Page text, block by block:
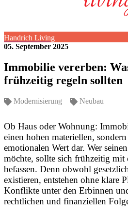
Handrich Living
05. September 2025
Immobilie vererben:
frühzeitig regeln sollten
Modernisierung Neubau
Ob Haus oder Wohnung:
einen hohen materiellen,
emotionalen Wert dar. Wer
möchte, sollte sich frühzeitig mit
befassen. Denn obwohl
existieren, entstehen ohne klare
Konflikte unter den Erbinnen
rechtlichen und finanziellen